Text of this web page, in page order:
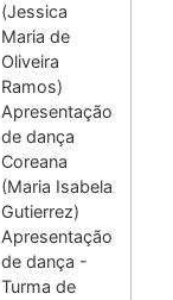
(Jessica
Maria de
Oliveira
Ramos)
Apresentação
de dança
Coreana
(Maria Isabela
Gutierrez)
Apresentação
de dança -
Turma de